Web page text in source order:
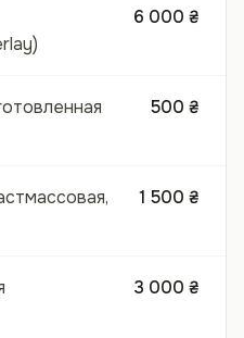
6 000 ₴
500 ₴
1 500 ₴
3 000 ₴